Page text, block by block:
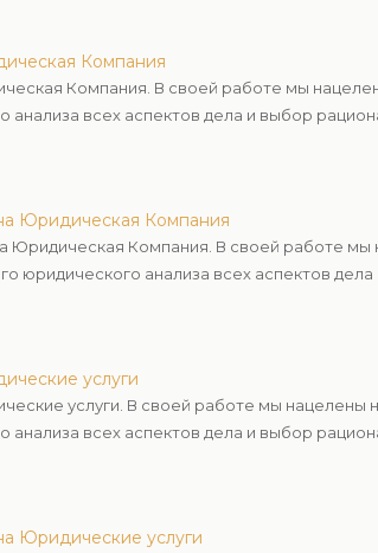
Компания
Компания. В своей работе мы
анализа всех аспектов дела и выбор
Юридическая Компания
Юридическая Компания. В своей работе
юридического анализа всех аспектов
услуги
услуги. В своей работе мы нацелены
анализа всех аспектов дела и выбор
Юридические услуги